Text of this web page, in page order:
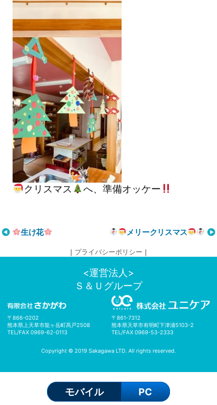
クリスマス へ、準備オッケー
投
ナ
ョ
ン
生け花 メリークリスマス
｜ プライバシーポリシー ｜
<運営法人>
Ｓ＆Ｕグループ
〒866-0202
熊本県上天草市龍ヶ岳町髙戸2508
TEL/FAX 0969-62-0113
〒861-7312
熊本県天草市有明町下津浦5103-2
TEL/FAX 0969-53-2333
Copyright © 2019 Sakagawa LTD. All rights reserved.
モバイル PC